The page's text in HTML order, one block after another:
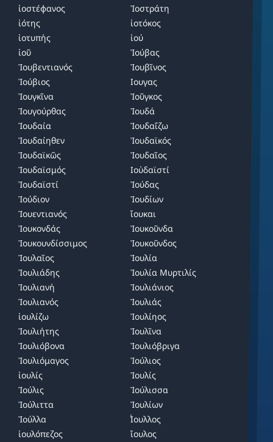
ἰοστέφανος
Ἰοστράτη
ἰότης
ἰοτόκος
ἰοτυπής
ἰού
ἰοῦ
Ἰούβας
Ἰουβεντιανός
Ἰουβῖνος
Ἰούβιος
Ιουγας
Ἰουγκῖνα
Ἰοῦγκος
Ἰουγούρθας
Ἰουδά
Ἰουδαία
Ἰουδαΐζω
Ἰουδαίηθεν
Ἰουδαϊκός
Ἰουδαϊκῶς
Ἰουδαῖος
Ἰουδαϊσμός
Ιοὐδαϊστί
Ἰουδαϊστί
Ἰούδας
Ἰούδιον
Ἰουδίων
Ἰουεντιανός
ἴουκαι
Ἰουκονδάς
Ἰουκοῦνδα
Ἰουκουνδίσσιμος
Ἰουκοῦνδος
Ἰουλαῖος
Ἰουλία
Ἰουλιάδης
Ἰουλία Μυρτιλίς
Ἰουλιανή
Ἰουλιάνιος
Ἰουλιανός
Ἰουλιάς
ἰουλίζω
Ἰουλίηος
Ἰουλιήτης
Ἰουλῖνα
Ἰουλιόβονα
Ἰουλιόβριγα
Ἰουλιόμαγος
Ἰούλιος
ἰουλίς
Ἰουλίς
Ἰούλις
Ἰούλισσα
Ἰούλιττα
Ἰουλίων
Ἰούλλα
̓́Ιουλλος
ἰουλόπεζος
ἴουλος